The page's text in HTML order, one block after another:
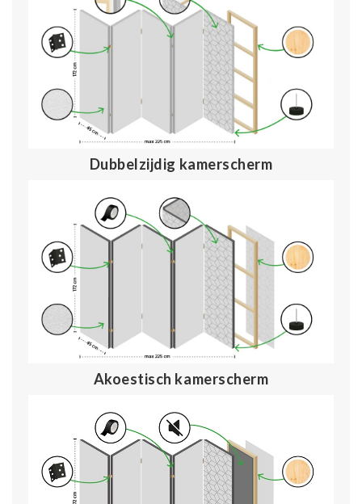
Dubbelzijdig kamerscherm
Akoestisch kamerscherm